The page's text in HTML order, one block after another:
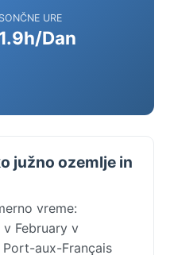
SONČNE URE
1.9h/Dan
južno ozemlje in
vreme:
February v
aux-Français